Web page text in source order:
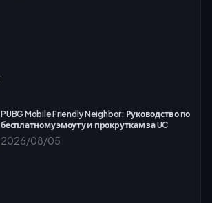
PUBG Mobile Friendly Neighbor: Руководство по
бесплатному эмоуту и прокруткам за UC
2026/08/05